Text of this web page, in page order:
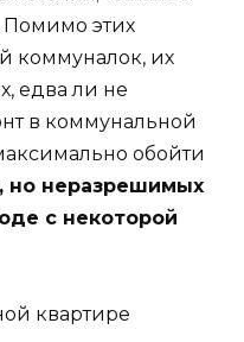
Помимо этих
коммуналок, их
едва ли не
в коммунальной
обойти
но неразрешимых
с некоторой
квартире